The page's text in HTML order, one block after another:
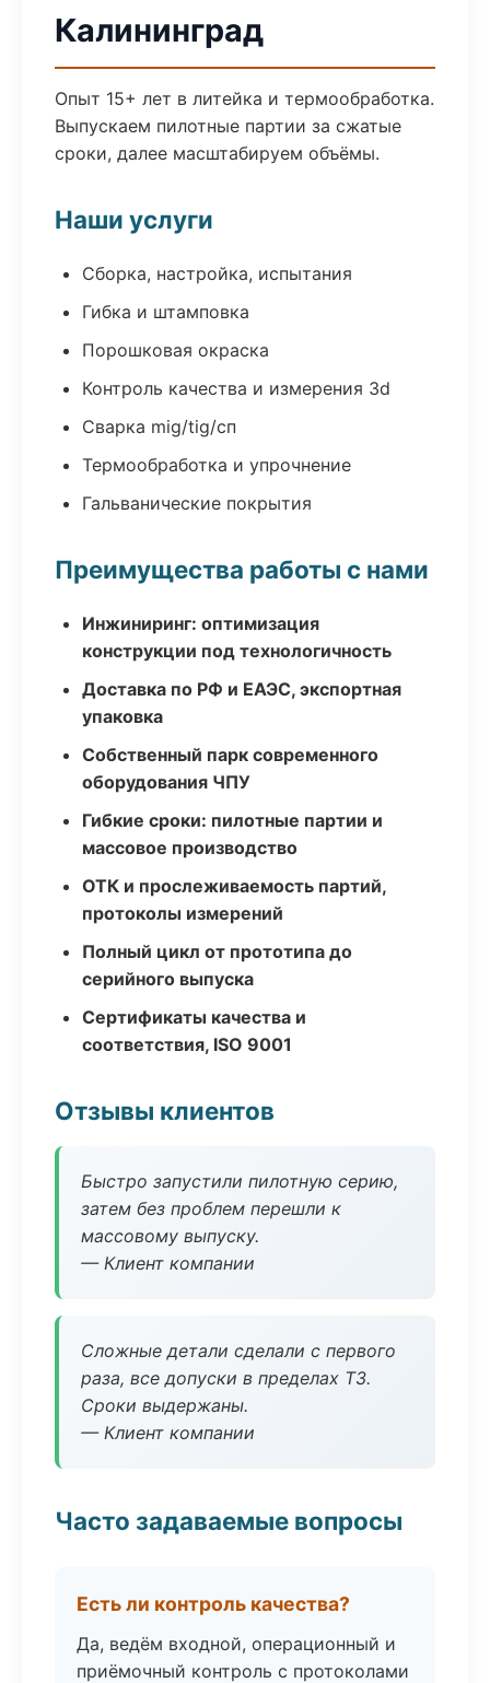
Калининград
Опыт 15+ лет в литейка и термообработка.
Выпускаем пилотные партии за сжатые
сроки, далее масштабируем объёмы.
Наши услуги
Сборка, настройка, испытания
Гибка и штамповка
Порошковая окраска
Контроль качества и измерения 3d
Сварка mig/tig/сп
Термообработка и упрочнение
Гальванические покрытия
Преимущества работы с нами
Инжиниринг: оптимизация
конструкции под технологичность
Доставка по РФ и ЕАЭС, экспортная
упаковка
Собственный парк современного
оборудования ЧПУ
Гибкие сроки: пилотные партии и
массовое производство
ОТК и прослеживаемость партий,
протоколы измерений
Полный цикл от прототипа до
серийного выпуска
Сертификаты качества и
соответствия, ISO 9001
Отзывы клиентов
Быстро запустили пилотную серию,
затем без проблем перешли к
массовому выпуску.
— Клиент компании
Сложные детали сделали с первого
раза, все допуски в пределах ТЗ.
Сроки выдержаны.
— Клиент компании
Часто задаваемые вопросы
Есть ли контроль качества?
Да, ведём входной, операционный и
приёмочный контроль с протоколами